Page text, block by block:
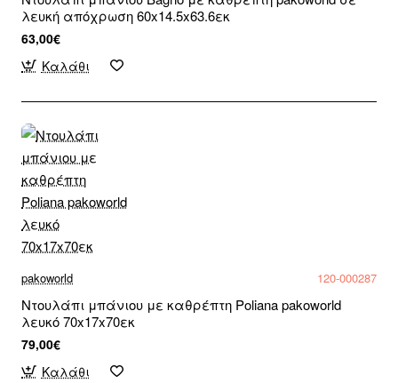
λευκή απόχρωση 60x14.5x63.6εκ
63,00€
Καλάθι
pakoworld 120-000287
Ντουλάπι μπάνιου με καθρέπτη Poliana pakoworld
λευκό 70x17x70εκ
79,00€
Καλάθι